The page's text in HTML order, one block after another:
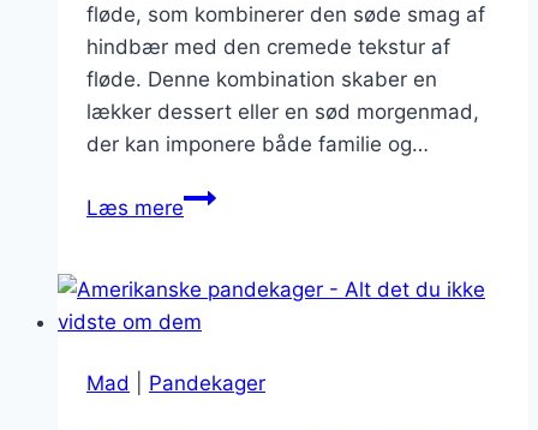
fløde, som kombinerer den søde smag af
hindbær med den cremede tekstur af
fløde. Denne kombination skaber en
lækker dessert eller en sød morgenmad,
der kan imponere både familie og…
Læs merePandekager
og
fløde
Mad Pandekager